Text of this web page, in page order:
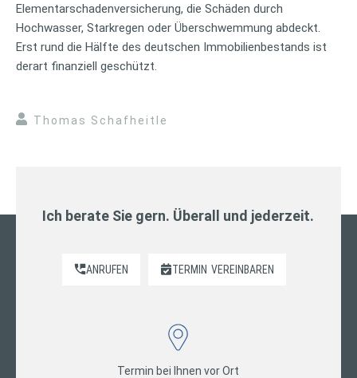
Elementarschadenversicherung, die Schäden durch
Hochwasser, Starkregen oder Überschwemmung abdeckt.
Erst rund die Hälfte des deutschen Immobilienbestands ist
derart finanziell geschützt.
Thomas Schafheitle
Ich berate Sie gern. Überall und jederzeit.
ANRUFEN TERMIN VEREINBAREN
Termin bei Ihnen vor Ort